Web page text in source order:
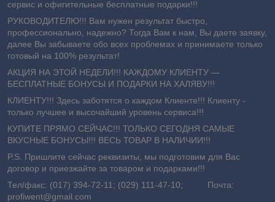
сервис и офигительные бесплатные подарки!!!
РУКОВОДИТЕЛЮ!!! Вам нужен результат быстро,
профессионально, надежно? Тогда Вам к нам, Вы даете заявку,
далее Вы забываете обо всех проблемах и принимаете только
готовый на 100% результат!
АКЦИЯ НА ЭТОЙ НЕДЕЛИ!!! КАЖДОМУ КЛИЕНТУ —
БЕСПЛАТНЫЕ БОНУСЫ И ПОДАРКИ НА ХАЛЯВУ!!!
КЛИЕНТУ!!! Здесь заботятся о каждом Клиенте!!! Клиенту -
только лучшее и высочайший уровень сервиса!!!
КУПИТЕ ПРЯМО СЕЙЧАС!!! ТОЛЬКО СЕГОДНЯ САМЫЕ
ВКУСНЫЕ БОНУСЫ!!! ВЕСЬ ТОВАР В НАЛИЧИИ!!!
P.S. Пришлите сейчас реквизиты, мы подготовим для Вас
договор и приезжайте за товаром и подарками!!!
Тел/факс: (017) 394-72-11; (029) 111-47-10; Почта:
profiwent@gmail.com